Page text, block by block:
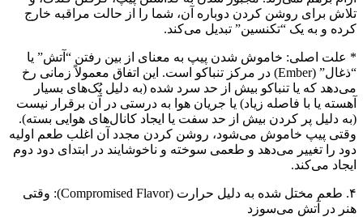
تلاش برای روشن کردن دوباره آن، شما را از حالت مراقبه خارج
کرده و به یک “تکنسین” تبدیل می‌کند.
* علت اصلی: خاموش شدن پیپ به معنای از بین رفتن “آتش” یا
“ذغال” (Ember) در مرکز تنباکو است. این اتفاق معمولاً زمانی رخ
می‌دهد که یا تنباکو بیش از حد سرد شده (به دلیل پُک‌های بسیار
آهسته یا با فاصله زیاد) یا جریان هوا به درستی در آن برقرار نیست
(به دلیل پر کردن بیش از حد سفت یا ایجاد کانال‌های هوایی بسته).
وقتی پیپ خاموش می‌شود، روشن کردن مجدد آن اغلب طعم اولیه
دود را تغییر می‌دهد و طعمی سوخته و ناخوشایند در ابتدای دود دوم
ایجاد می‌کند.
۴. طعم مختل شده به دلیل حرارت (Compromised Flavor): وقتی
هنر در آتش می‌سوزد